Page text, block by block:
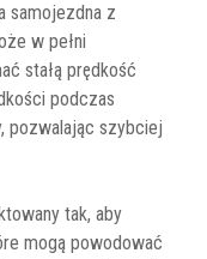
samojezdna z
w pełni
stałą prędkość
podczas
pozwalając szybciej
tak, aby
mogą powodować